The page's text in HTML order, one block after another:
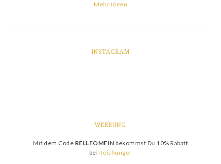
Mehr Ideen
INSTAGRAM
WERBUNG
Mit dem Code RELLEOMEIN bekommst Du 10% Rabatt
bei Reishunger